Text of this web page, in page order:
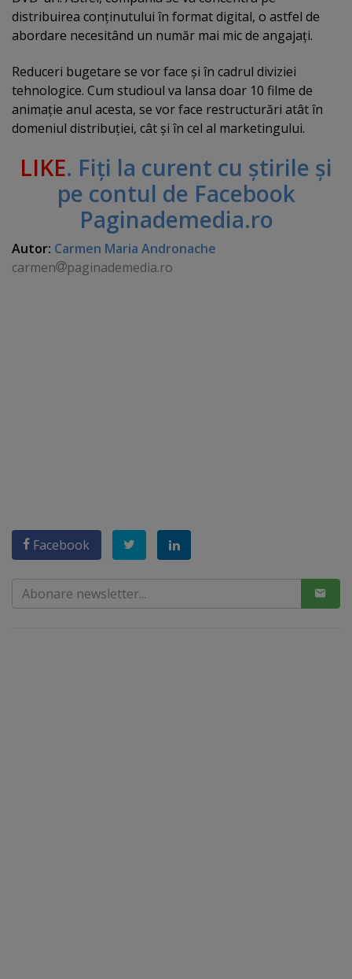
distribuirea conţinutului în format digital, o astfel de
abordare necesitând un număr mai mic de angajaţi.
Reduceri bugetare se vor face şi în cadrul diviziei
tehnologice. Cum studioul va lansa doar 10 filme de
animaţie anul acesta, se vor face restructurări atât în
domeniul distribuţiei, cât şi în cel al marketingului.
LIKE. Fiţi la curent cu ştirile şi
pe contul de Facebook
Paginademedia.ro
Autor: Carmen Maria Andronache
carmen
paginademedia.ro
Facebook